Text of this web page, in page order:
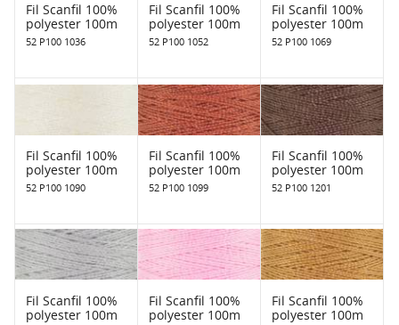
Fil Scanfil 100%
polyester 100m
52 P100 1036
Fil Scanfil 100%
polyester 100m
52 P100 1052
Fil Scanfil 100%
polyester 100m
52 P100 1069
Fil Scanfil 100%
polyester 100m
52 P100 1090
Fil Scanfil 100%
polyester 100m
52 P100 1099
Fil Scanfil 100%
polyester 100m
52 P100 1201
Fil Scanfil 100%
polyester 100m
Fil Scanfil 100%
polyester 100m
Fil Scanfil 100%
polyester 100m